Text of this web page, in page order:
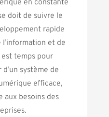
en constante
doit de suivre le
rapide
et de
temps pour
système de
efficace,
aux besoins des